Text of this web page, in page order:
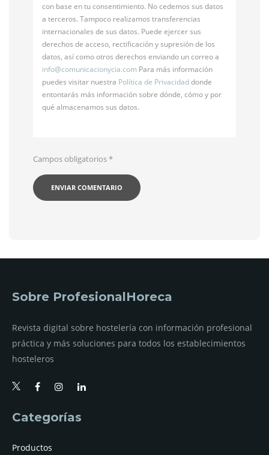
con base en tu consentimiento. No cedemos sus datos
a terceros. Tampoco realizamos transferencias
internacionales de sus datos. Puede ejercer sus
derechos de acceso, rectificación y supresión de los
datos, así como otros derechos enviando un correo a
info@comunicacionycia.com Para más información
puedes visitar nuestra Política de Privacidaddonde
entontarás más información sobre dónde, cómo y por
qué almacenamos sus datos.
Campos obligatorios*
Sobre ProfesionalHoreca
Revista digital sobre hostelería con información profesional
práctica y más soluciones para todos los establecimientos
hosteleros
Categorías
Productos